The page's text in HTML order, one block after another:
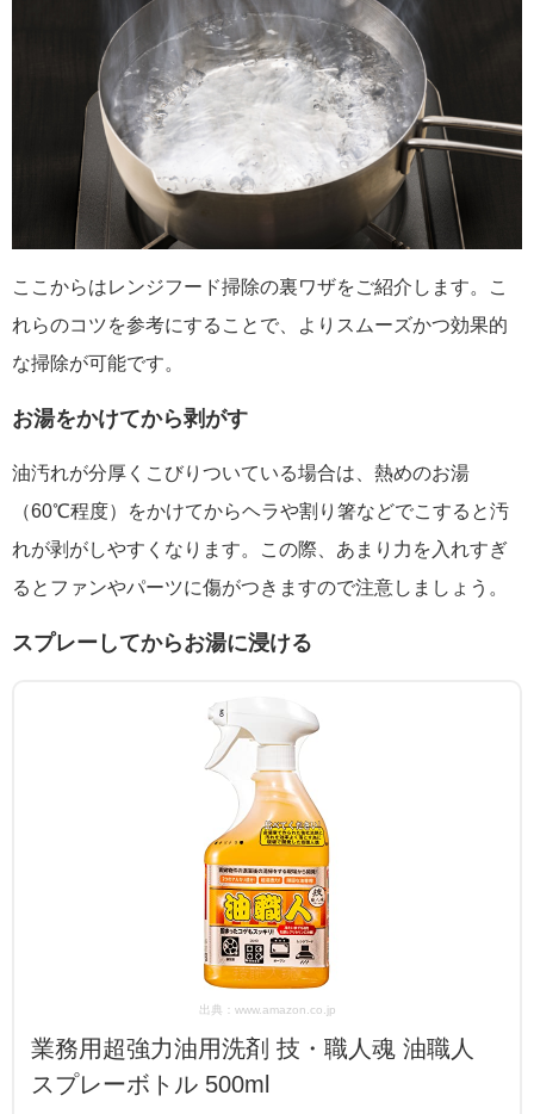
ここからはレンジフード掃除の裏ワザをご紹介します。こ
れらのコツを参考にすることで、よりスムーズかつ効果的
な掃除が可能です。
お湯をかけてから剥がす
油汚れが分厚くこびりついている場合は、熱めのお湯
（60℃程度）をかけてからヘラや割り箸などでこすると汚
れが剥がしやすくなります。この際、あまり力を入れすぎ
るとファンやパーツに傷がつきますので注意しましょう。
スプレーしてからお湯に浸ける
出典：www.amazon.co.jp
業務用超強力油用洗剤 技・職人魂 油職人
スプレーボトル 500ml